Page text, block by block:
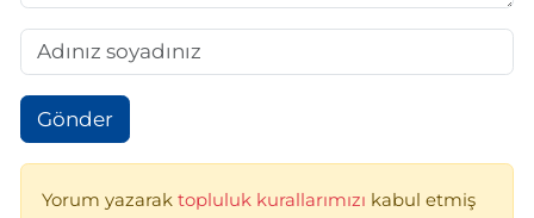
Gönder
Yorum yazarak topluluk kurallarımızı kabul etmiş